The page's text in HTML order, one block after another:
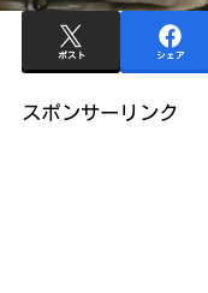
ポスト シェア
スポンサーリンク